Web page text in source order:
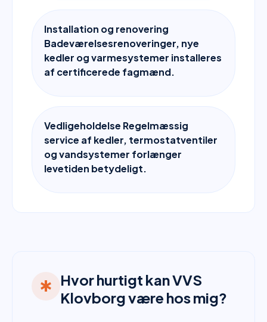
Installation og renovering
Badeværelsesrenoveringer, nye
kedler og varmesystemer installeres
af certificerede fagmænd.
Vedligeholdelse Regelmæssig
service af kedler, termostatventiler
og vandsystemer forlænger
levetiden betydeligt.
emergency
Hvor hurtigt kan VVS
Klovborg være hos mig?